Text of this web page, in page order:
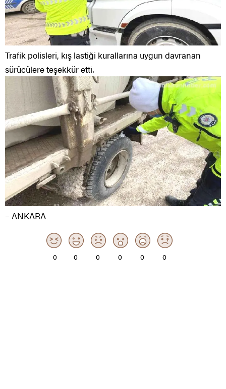
Trafik polisleri, kış lastiği kurallarına uygun davranan
sürücülere teşekkür etti.
– ANKARA
0 0 0 0 0 0